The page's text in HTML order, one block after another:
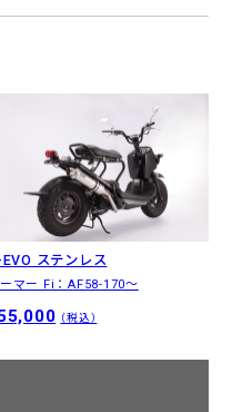
ステンレス
マー Fi：AF58-170〜
（税込）